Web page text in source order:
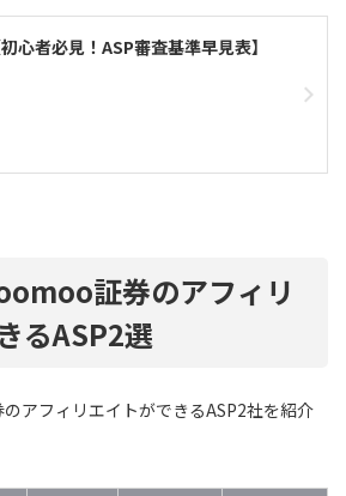
初心者必見！ASP審査基準早見表】
証券のアフィリ
るASP2選
アフィリエイトができるASP2社を紹介